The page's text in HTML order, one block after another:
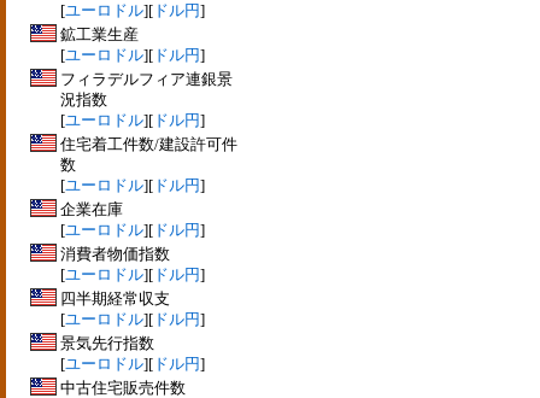
[ユーロドル][ ドル円]
鉱工業生産
[ユーロドル][ ドル円]
フィラデルフィア連銀景
況指数
[ユーロドル][ ドル円]
住宅着工件数/建設許可件
数
[ユーロドル][ ドル円]
企業在庫
[ユーロドル][ ドル円]
消費者物価指数
[ユーロドル][ ドル円]
四半期経常収支
[ユーロドル][ ドル円]
景気先行指数
[ユーロドル][ ドル円]
中古住宅販売件数